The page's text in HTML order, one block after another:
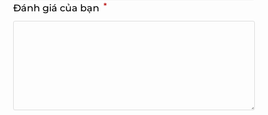
Đánh giá của bạn *